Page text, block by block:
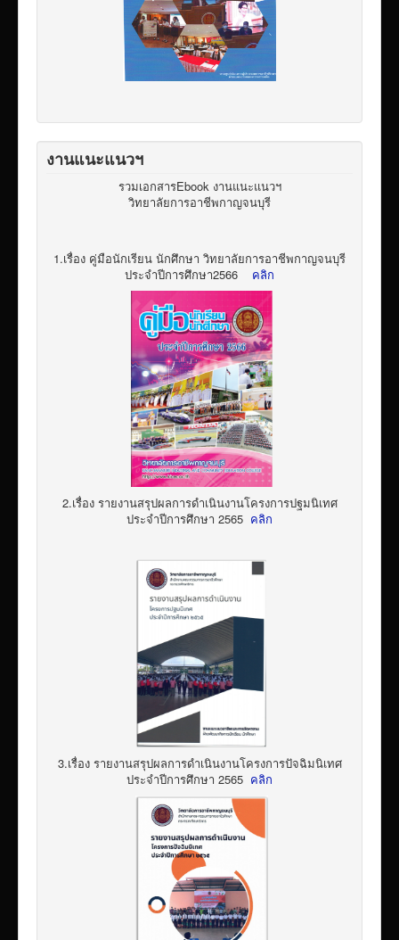
งานแนะแนวฯ
รวมเอกสารEbook งานแนะแนวฯ
วิทยาลัยการอาชีพกาญจนบุรี
1.เรื่อง คู่มือนักเรียน นักศึกษา วิทยาลัยการอาชีพกาญจนบุรี
ประจำปีการศึกษา2566
คลิก
2.เรื่อง รายงานสรุปผลการดำเนินงานโครงการปฐมนิเทศ
ประจำปีการศึกษา 2565 คลิก
3.เรื่อง รายงานสรุปผลการดำเนินงานโครงการปัจฉิมนิเทศ
ประจำปีการศึกษา 2565 คลิก